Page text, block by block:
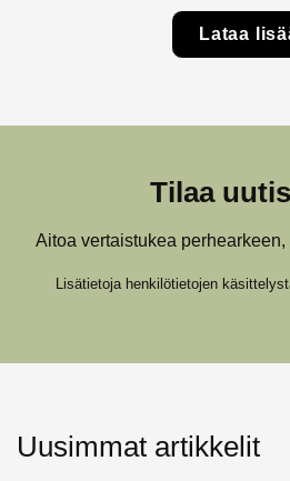
Lataa
Tilaa
Aitoa vertaistukea
Lisätietoja henkilötietojen
Uusimmat artikkelit